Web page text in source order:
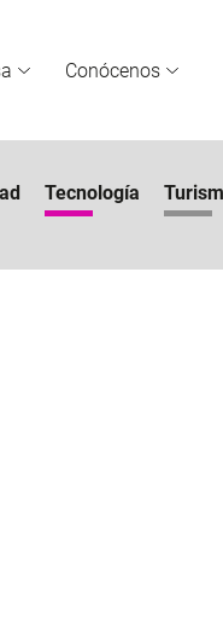
Conócenos
Tecnología